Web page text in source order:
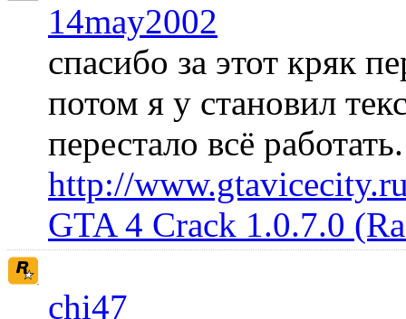
14may2002
спасибо за этот кряк
потом я у становил
перестало всё
http://
GTA 4 Crack 1.0.7.0
chi47